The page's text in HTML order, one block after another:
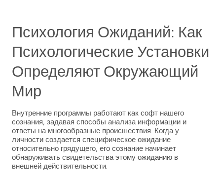
Психология Ожиданий: Как
Психологические Установки
Определяют Окружающий
Мир
Внутренние программы работают как софт нашего
сознания, задавая способы анализа информации и
ответы на многообразные происшествия. Когда у
личности создается специфическое ожидание
относительно грядущего, его сознание начинает
обнаруживать свидетельства этому ожиданию в
внешней действительности.